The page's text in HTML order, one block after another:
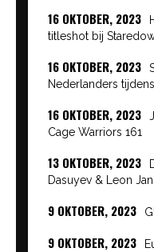
16 OKTOBER, 2023
titleshot bij
16 OKTOBER, 2023
Nederlanders
16 OKTOBER, 2023
Cage Warriors 161
13 OKTOBER, 2023
Dasuyev & Leon
9 OKTOBER, 2023
9 OKTOBER, 2023